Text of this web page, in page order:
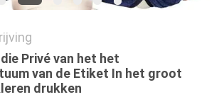
Privé van het het
van de Etiket In het groot
drukken